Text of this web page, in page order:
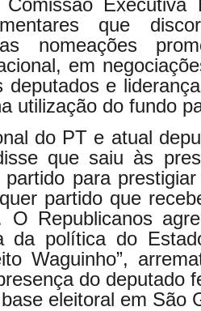
Executiva
que
nomeações
em
e
utilização do fundo
do PT e atual
que saiu às
para
partido que
O Republicanos
da política do
Waguinho”,
do deputado
eleitoral em São